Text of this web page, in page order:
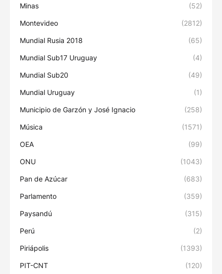
Minas (52)
Montevideo (2812)
Mundial Rusia 2018 (65)
Mundial Sub17 Uruguay (4)
Mundial Sub20 (49)
Mundial Uruguay (1)
Municipio de Garzón y José Ignacio (258)
Música (1571)
OEA (99)
ONU (1043)
Pan de Azúcar (683)
Parlamento (359)
Paysandú (315)
Perú (2)
Piriápolis (1393)
PIT-CNT (120)